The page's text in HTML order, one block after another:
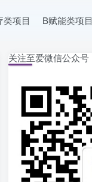
类项目 B赋能类项目
关注至爱微信公众号